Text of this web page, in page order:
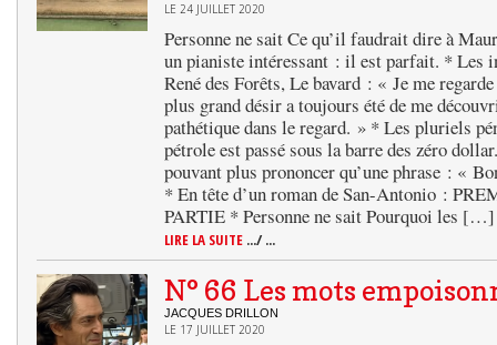
LE 24 JUILLET 2020
Personne ne sait Ce qu’il faudrait dire à
un pianiste intéressant : il est parfait. * Les
René des Forêts, Le bavard : « Je me
plus grand désir a toujours été de me
pathétique dans le regard. » * Les pluriels
pétrole est passé sous la barre des zéro
pouvant plus prononcer qu’une phrase : «
* En tête d’un roman de San-Antonio :
PARTIE * Personne ne sait Pourquoi les […]
LIRE LA SUITE .../ ...
N° 66 Les mots
JACQUES DRILLON
LE 17 JUILLET 2020